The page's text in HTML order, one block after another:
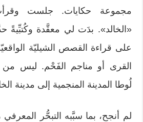
مجموعة حكايات. جلست وقرأت
«الخالد». بدَت لي معقَّدة وكُتبِّيةً
على قراءة القصص الشيليّة
القرى أو مناجم الفَحْم. ليس من
لُوطا المدينة المنجمية إلى مدينة
لم أنجح، بما سبَّبه التبحُّر